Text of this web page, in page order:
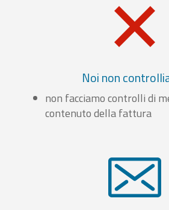
Noi non
non facciamo controlli di
contenuto della fattura